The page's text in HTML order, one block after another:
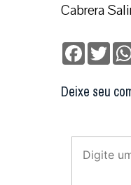
Cabrera
Facebook
Deixe seu